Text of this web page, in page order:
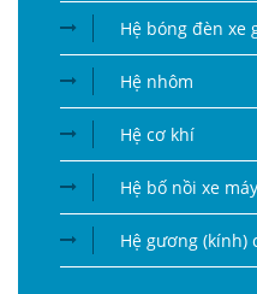
Hệ bóng đèn xe
Hệ nhôm
Hệ cơ khí
Hệ bố nồi xe
Hệ gương (kính)